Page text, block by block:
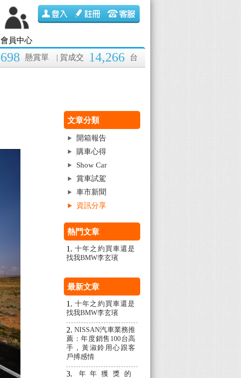
會員中心
| 賀成交 14,266 台
懸賞單
文章分類
開箱報告
購車心得
Show Car
賞車試駕
車市新聞
資訊分享
熱門文章
十年之約買車還是
找我BMW李玄璸
最新文章
十年之約買車還是
找我BMW李玄璸
NISSAN汽車業務推
薦：年度銷售100台高
手，黃淑鈴用心跟客
戶搏感情
年年獲獎的